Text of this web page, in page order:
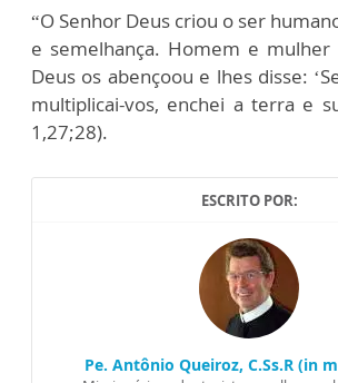
“O Senhor Deus criou o ser
e semelhança. Homem e mulher
Deus os abençoou e lhes disse:
multiplicai-vos, enchei a terra e
1,27;28).
ESCRITO POR:
Pe. Antônio Queiroz, C.Ss.R (in